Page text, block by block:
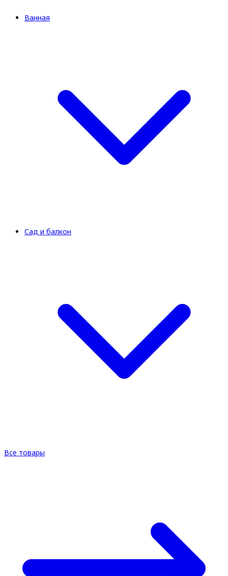
Ванная
Сад и балкон
Все товары